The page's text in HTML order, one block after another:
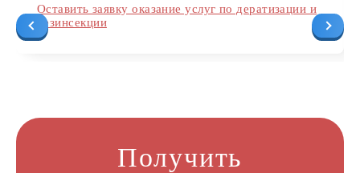
Оставить заявку оказание услуг по дератизации и
дезинсекции
Получить